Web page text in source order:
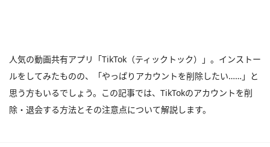
人気の動画共有アプリ「TikTok（ティックトック）」。インストー
ルをしてみたものの、「やっぱりアカウントを削除したい……」と
思う方もいるでしょう。この記事では、TikTokのアカウントを削
除・退会する方法とその注意点について解説します。